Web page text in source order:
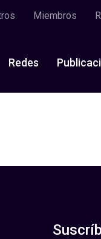
Miembros
Redes